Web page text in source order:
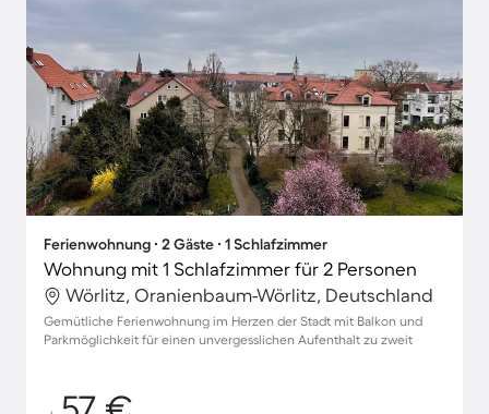
Ferienwohnung ∙ 2 Gäste ∙ 1 Schlafzimmer
Wohnung mit 1 Schlafzimmer für 2 Personen
Wörlitz, Oranienbaum-Wörlitz, Deutschland
Gemütliche Ferienwohnung im Herzen der Stadt mit Balkon und
Parkmöglichkeit für einen unvergesslichen Aufenthalt zu zweit